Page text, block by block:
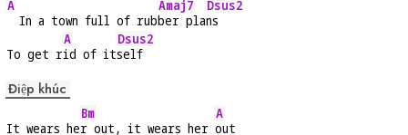
A
  In a town full of rub
Amaj7
ber pla
Dsus2
ns
To get r
A
id of it
Dsus2
self
Điệp khúc
It wears he
Bm
r out, it wears her
A
out